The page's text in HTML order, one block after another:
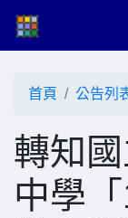
首頁 公告列
轉知
中學